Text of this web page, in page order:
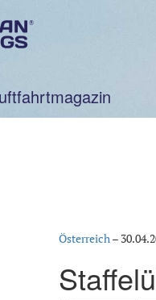
Österreich–